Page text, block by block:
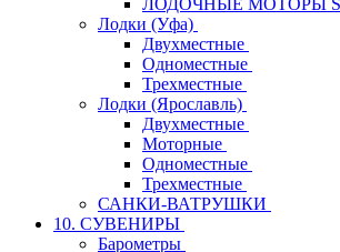
Лодки (Уфа)
Двухместные
Одноместные
Трехместные
Лодки (Ярославль)
Двухместные
Моторные
Одноместные
Трехместные
САНКИ-ВАТРУШКИ
10. СУВЕНИРЫ
Барометры